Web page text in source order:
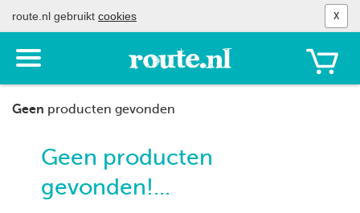
route.nl gebruikt cookies X
Toon
het
menu
Geen producten gevonden
Geen producten
gevonden!...